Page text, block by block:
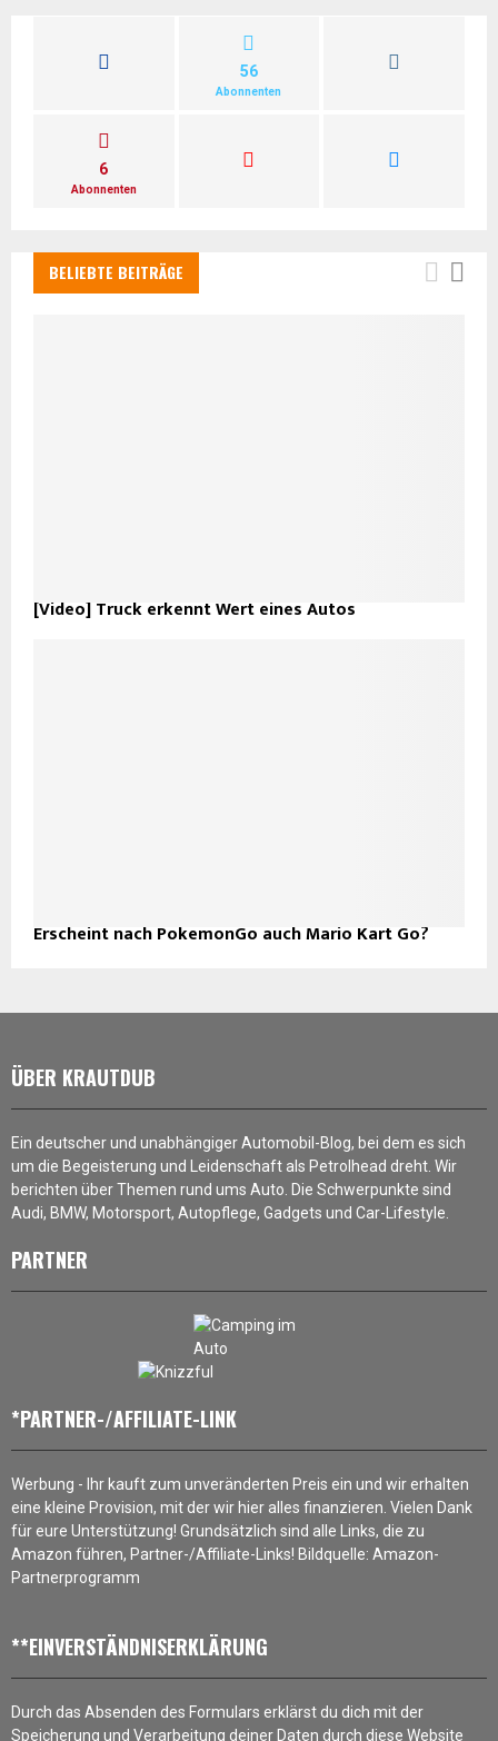
56
Abonnenten
6
Abonnenten
BELIEBTE BEITRÄGE
[Video] Truck erkennt Wert eines Autos
Erscheint nach PokemonGo auch Mario Kart Go?
ÜBER KRAUTDUB
Ein deutscher und unabhängiger Automobil-Blog, bei dem es sich
um die Begeisterung und Leidenschaft als Petrolhead dreht. Wir
berichten über Themen rund ums Auto. Die Schwerpunkte sind
Audi, BMW, Motorsport, Autopflege, Gadgets und Car-Lifestyle.
PARTNER
*PARTNER-/AFFILIATE-LINK
Werbung - Ihr kauft zum unveränderten Preis ein und wir erhalten
eine kleine Provision, mit der wir hier alles finanzieren. Vielen Dank
für eure Unterstützung! Grundsätzlich sind alle Links, die zu
Amazon führen, Partner-/Affiliate-Links! Bildquelle: Amazon-
Partnerprogramm
**EINVERSTÄNDNISERKLÄRUNG
Durch das Absenden des Formulars erklärst du dich mit der
Speicherung und Verarbeitung deiner Daten durch diese Website